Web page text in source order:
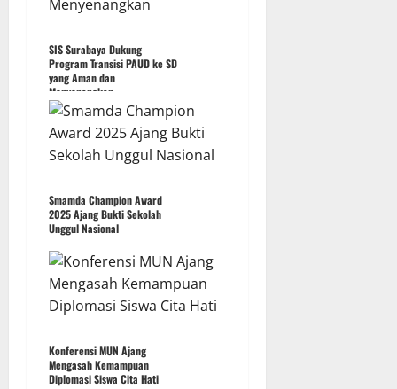
SIS Surabaya Dukung
Program Transisi PAUD ke SD
yang Aman dan
Menyenangkan
Smamda Champion Award
2025 Ajang Bukti Sekolah
Unggul Nasional
Konferensi MUN Ajang
Mengasah Kemampuan
Diplomasi Siswa Cita Hati